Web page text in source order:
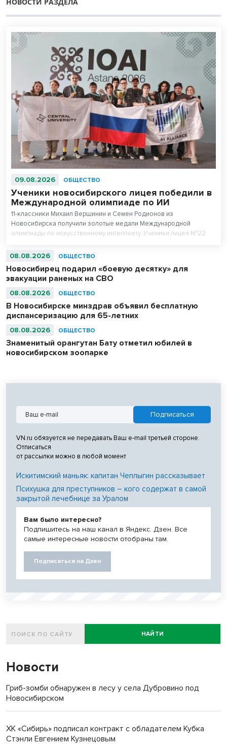
09.08.2026 ОБЩЕСТВО
Ученики новосибирского лицея победили в
Международной олимпиаде по ИИ
11-классники Михаил Вершинин и Семен Родионов из
Новосибирска получили золотые медали Международной
олимпиады по искусственному интеллекту. Ученики лицея №22
абсолютными чемпионами соревнований.
08.08.2026 ОБЩЕСТВО
Новосибирец подарил «боевую десятку» для
эвакуации раненых на СВО
08.08.2026 ОБЩЕСТВО
В Новосибирске минздрав объявил бесплатную
диспансеризацию для 65-летних
08.08.2026 ОБЩЕСТВО
Знаменитый орангутан Бату отметил юбилей в
новосибирском зоопарке
VN.ru обязуется не передавать Ваш e-mail третьей стороне.
Отписаться
от рассылки можно в любой момент
Искитимский маньяк: капитан Чеплыгин рассказывает
Психушка для преступников – кого содержат в самой
закрытой лечебнице за Уралом
Вам было интересно?
Подпишитесь на наш канал в Яндекс. Дзен. Все
самые интересные новости отобраны там.
Подписаться на Дзен
НАЙТИ
Новости
Гриб-зомби обнаружен в лесу у села Дубровино под
Новосибирском
ХК «Сибирь» подписал контракт с обладателем Кубка
Стэнли Евгением Кузнецовым